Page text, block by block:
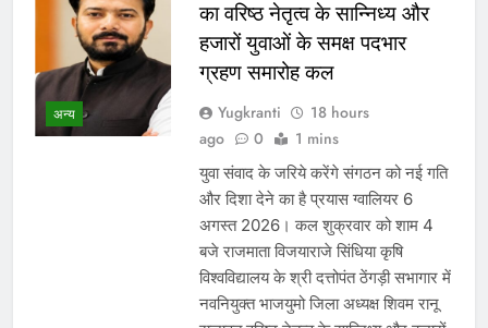
अन्य
का वरिष्ठ नेतृत्व के सान्निध्य और
हजारों युवाओं के समक्ष पदभार
ग्रहण समारोह कल
Yugkranti
18 hours
ago
0 1 mins
युवा संवाद के जरिये करेंगे संगठन को नई गति
और दिशा देने का है प्रयास ग्वालियर 6
अगस्त 2026। कल शुक्रवार को शाम 4
बजे राजमाता विजयाराजे सिंधिया कृषि
विश्वविद्यालय के श्री दत्तोपंत ठेंगड़ी सभागार में
नवनियुक्त भाजयुमो जिला अध्यक्ष शिवम रानू